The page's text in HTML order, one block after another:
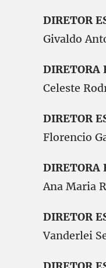
DIRETOR
Givaldo
DIRETORA
Celeste
DIRETOR
Florencio
DIRETORA
Ana Maria
DIRETOR
Vanderlei